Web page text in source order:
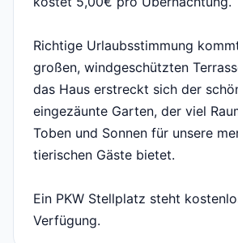
Richtige Urlaubsstimmung
großen, windgeschützten
das Haus erstreckt sich der
eingezäunte Garten, der viel
Toben und Sonnen für unsere
tierischen Gäste bietet.
Ein PKW Stellplatz steht
Verfügung.